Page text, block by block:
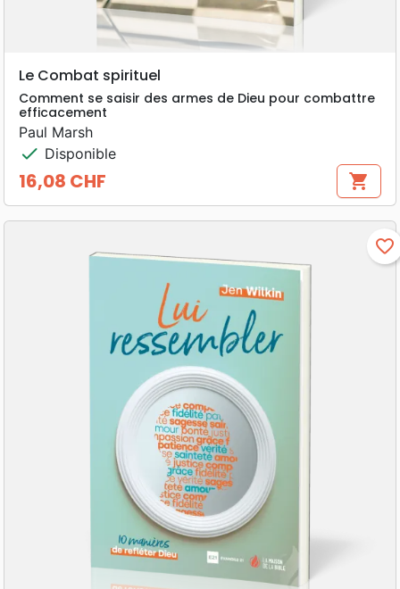
Le Combat spirituel
Comment se saisir des armes de Dieu pour combattre
efficacement
Paul Marsh
check Disponible
Prix
16,08 CHF shopping_cart
favorite_border